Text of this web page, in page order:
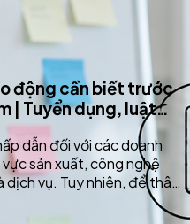
động cần biết trước
| Tuyển dụng, luật
dẫn đối với các doanh
sản xuất, công nghệ
vụ. Tuy nhiên, để thâm
nghiệp không chỉ cần
hiểu rõ các quy định về